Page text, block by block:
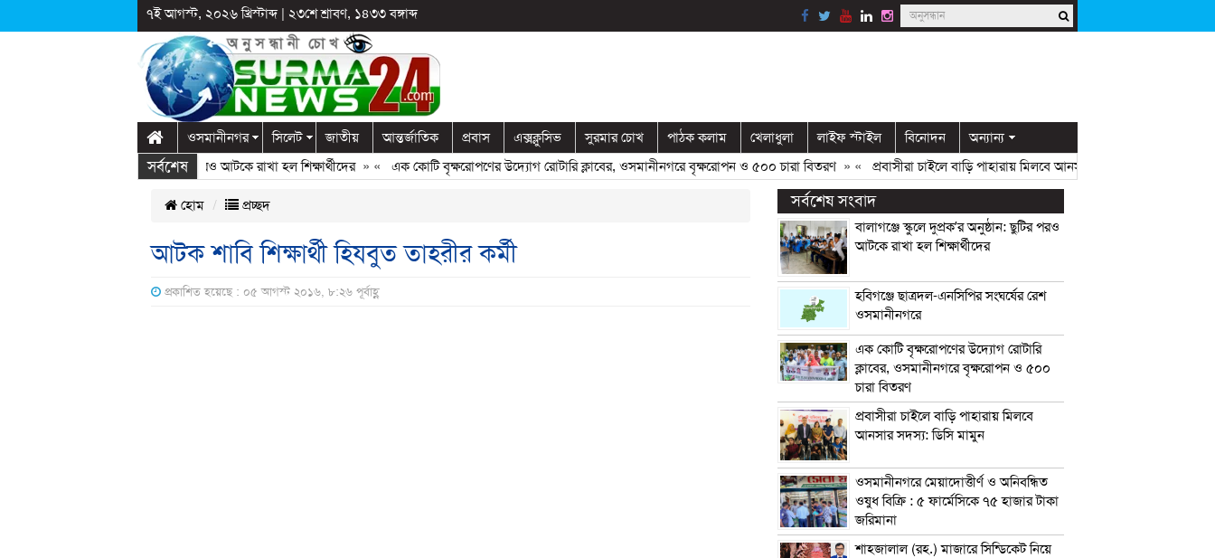
৭ই আগস্ট, ২০২৬ খ্রিস্টাব্দ| ২৩শে শ্রাবণ, ১৪৩৩ বঙ্গাব্দ
ওসমানীনগর সিলেট জাতীয় আন্তর্জাতিক প্রবাস এক্সক্লুসিভ সুরমার চোখ পাঠক কলাম খেলাধুলা লাইফ স্টাইল বিনোদন অন্যান্য
সর্বশেষ
স্কুলে দুপ্রক’র অনুষ্ঠান: ছুটির পরও আটকে রাখা হল শিক্ষার্থীদের» « এক কোটি বৃক্ষরোপণের উদ্যোগ রোটারি ক্লাবের, ওসমানীনগরে বৃক্ষরোপন ও ৫০০ চারা বিতরণ» « প্রবাসীরা চাইলে বাড়ি পাহারায় মিলবে আনসার সদস্য: ডিসি মামুন
হোম প্রচ্ছদ
আটক শাবি শিক্ষার্থী হিযবুত তাহরীর কর্মী
প্রকাশিত হয়েছে : ০৫ আগস্ট ২০১৬, ৮:২৬ পূর্বাহ্ণ
সর্বশেষ সংবাদ
বালাগঞ্জে স্কুলে দুপ্রক’র অনুষ্ঠান: ছুটির পরও
আটকে রাখা হল শিক্ষার্থীদের
হবিগঞ্জে ছাত্রদল-এনসিপির সংঘর্ষের রেশ
ওসমানীনগরে
এক কোটি বৃক্ষরোপণের উদ্যোগ রোটারি
ক্লাবের, ওসমানীনগরে বৃক্ষরোপন ও ৫০০
চারা বিতরণ
প্রবাসীরা চাইলে বাড়ি পাহারায় মিলবে
আনসার সদস্য: ডিসি মামুন
ওসমানীনগরে মেয়াদোত্তীর্ণ ও অনিবন্ধিত
ওষুধ বিক্রি : ৫ ফার্মেসিকে ৭৫ হাজার টাকা
জরিমানা
শাহজালাল (রহ.) মাজারে সিন্ডিকেট নিয়ে